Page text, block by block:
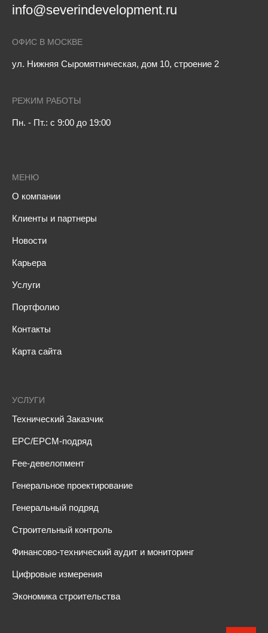
info@severindevelopment.ru
МЕНЮ
О компании
Клиенты и партнеры
Новости
Карьера
Услуги
Портфолио
Контакты
Карта сайта
УСЛУГИ
Технический Заказчик
EPC/EPCM-подряд
Fee-девелопмент
Генеральное проектирование
Генеральный подряд
Строительный контроль
Финансово-технический аудит и мониторинг
Цифровые измерения
Экономика строительства
ОФИС В МОСКВЕ
ул. Нижняя Сыромятническая, дом 10, строение 2
РЕЖИМ РАБОТЫ
Пн. - Пт.: с 9:00 до 19:00